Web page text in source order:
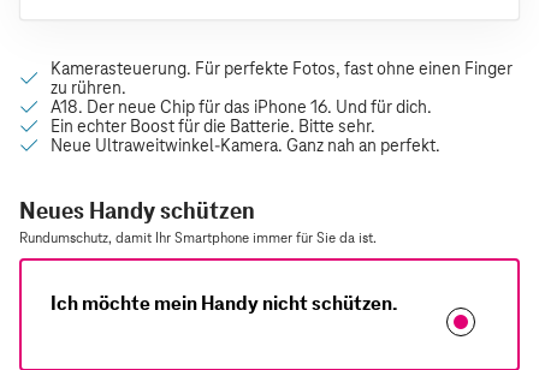
Neues Handy schützen
Rundumschutz, damit Ihr Smartphone immer für Sie da ist.
Ich möchte mein Handy nicht schützen.